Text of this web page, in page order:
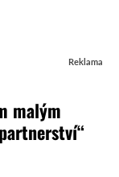
Reklama
malým